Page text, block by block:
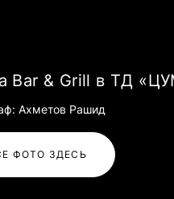
Bar & Grill в ТД
Ахметов Рашид
ФОТО ЗДЕСЬ